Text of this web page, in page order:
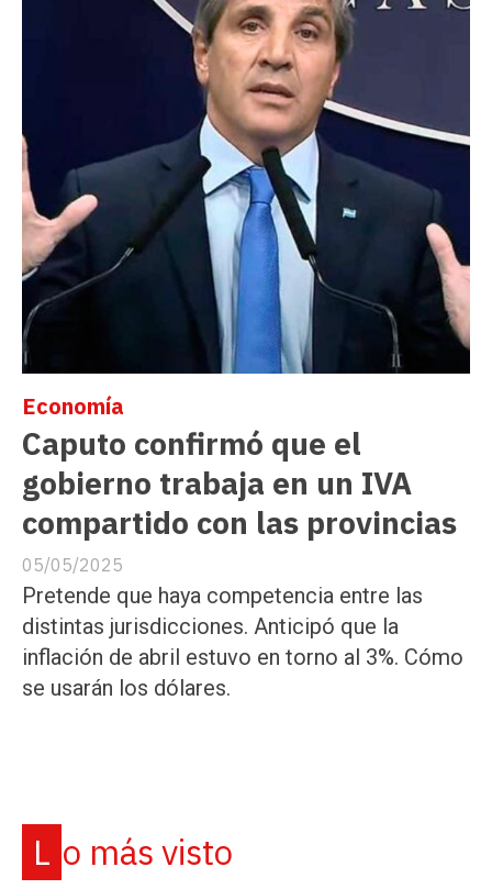
Caputo confirmó que el
gobierno trabaja en un IVA
compartido con las provincias
Economía
05/05/2025
Pretende que haya competencia entre las
distintas jurisdicciones. Anticipó que la
inflación de abril estuvo en torno al 3%. Cómo
se usarán los dólares.
Lo más visto